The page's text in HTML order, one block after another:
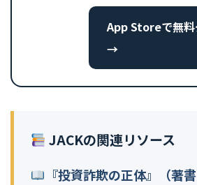
App Storeで無料
→
JACKの関連リソース
『投資詐欺の正体』（著書